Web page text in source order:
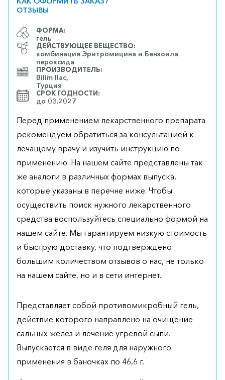
ОТЗЫВЫ
ФОРМА:
гель
ДЕЙСТВУЮЩЕЕ ВЕЩЕСТВО:
комбинация Эритромицина и Бензоила
пероксида
ПРОИЗВОДИТЕЛЬ:
Bilim Ilac,
Турция
СРОК ГОДНОСТИ:
до 03.2027
Перед применением лекарственного препарата
рекомендуем обратиться за консультацией к
лечащему врачу и изучить инструкцию по
применению. На нашем сайте представлены так
же аналоги в различных формах выпуска,
которые указаны в перечне ниже. Чтобы
осуществить поиск нужного лекарственного
средства воспользуйтесь специально формой на
нашем сайте. Мы гарантируем низкую стоимость
и быструю доставку, что подтверждено
большим количеством отзывов о нас, не только
на нашем сайте, но и в сети интернет.
Представляет собой противомикробный гель,
действие которого направлено на очищение
сальных желез и лечение угревой сыпи.
Выпускается в виде геля для наружного
применения в баночках по 46,6 г.